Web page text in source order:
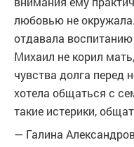
любовью не
отдавала
Михаил не корил
чувства долга перед
хотела общаться с
такие истерики,
— Галина